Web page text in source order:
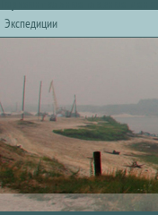
Экспедиции